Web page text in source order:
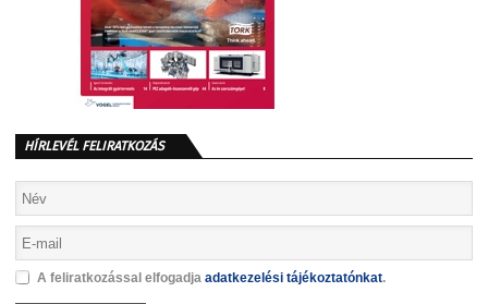
HÍRLEVÉL FELIRATKOZÁS
A feliratkozással elfogadja adatkezelési tájékoztatónkat.